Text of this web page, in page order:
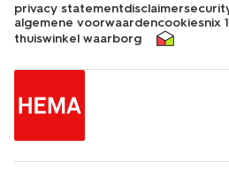
privacy statementdisclaimer
algemene voorwaardencookiesnix
thuiswinkel waarborg